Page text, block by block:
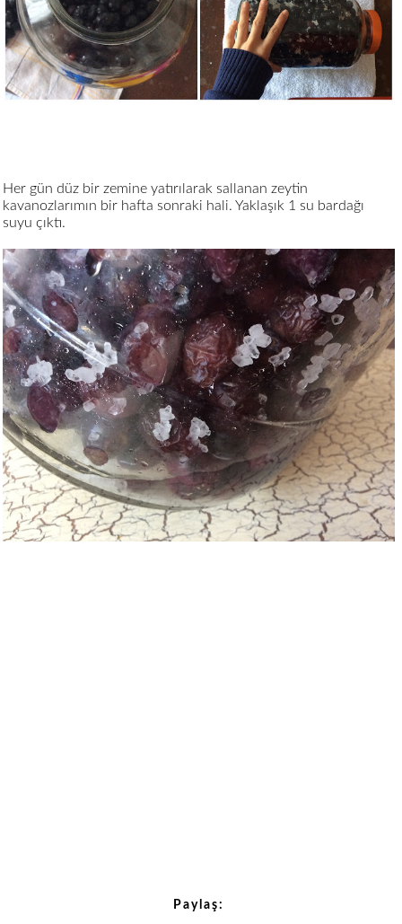
Her gün düz bir zemine yatırılarak sallanan zeytin
kavanozlarımın bir hafta sonraki hali. Yaklaşık 1 su bardağı
suyu çıktı.
Paylaş: